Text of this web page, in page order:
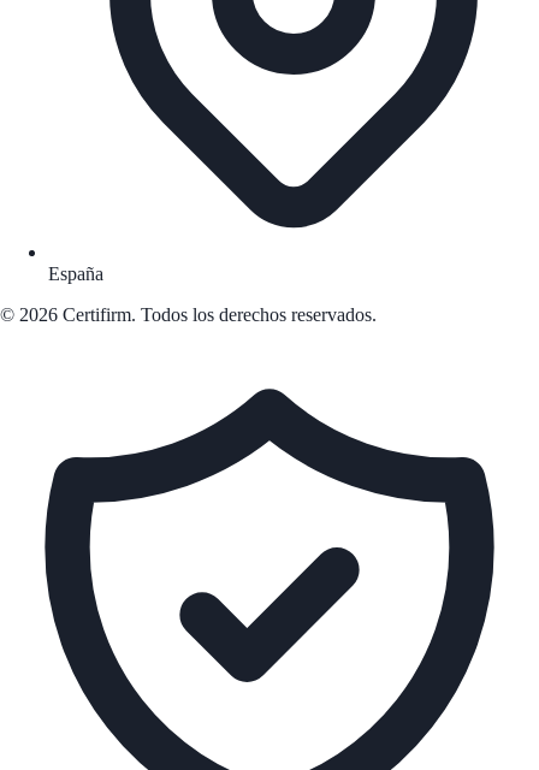
España
© 2026 Certifirm. Todos los derechos reservados.